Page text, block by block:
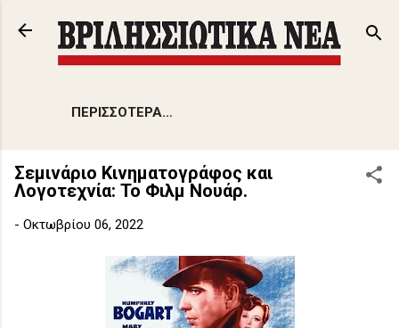
Μετάβαση στο κύριο περιεχόμενο
ΠΕΡΙΣΣΌΤΕΡΑ…
Σεμινάριο Κινηματογράφος και
Λογοτεχνία: Το Φιλμ Νουάρ.
- Οκτωβρίου 06, 2022